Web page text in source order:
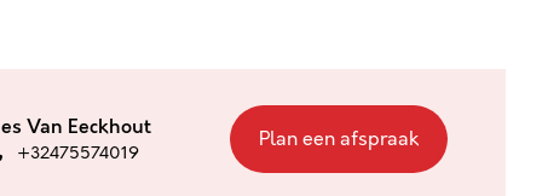
Van Eeckhout
+32475574019
Plan een afspraak